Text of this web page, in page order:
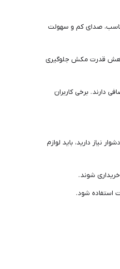
صدای کم و سهولت
کاهش قدرت مکش جلوگیری
دارند . برخی کاربران
نیاز دارید، باید لوازم
شوند .
شود .